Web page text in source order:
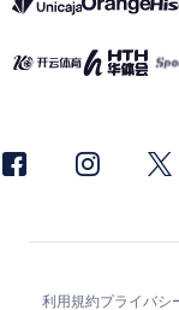
利用規約プライバシ